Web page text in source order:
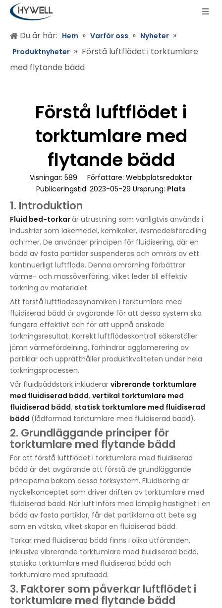
Du är här: Hem » Varför oss » Nyheter »
Produktnyheter » Förstå luftflödet i torktumlare
med flytande bädd
Förstå luftflödet i
torktumlare med
flytande bädd
Visningar: 589 Författare: Webbplatsredaktör
Publiceringstid: 2023-05-29 Ursprung: Plats
1. Introduktion
Fluid bed-torkarär utrustning som vanligtvis används i
industrier som läkemedel, kemikalier, livsmedelsförädling
och mer. De använder principen för fluidisering, där en
bädd av fasta partiklar suspenderas och omrörs av ett
kontinuerligt luftflöde. Denna omrörning förbättrar
värme- och massöverföring, vilket leder till effektiv
torkning av materialet.
Att förstå luftflödesdynamiken i torktumlare med
fluidiserad bädd är avgörande för att dessa system ska
fungera effektivt och för att uppnå önskade
torkningsresultat. Korrekt luftflödeskontroll säkerställer
jämn värmefördelning, förhindrar agglomerering av
partiklar och upprätthåller produktkvaliteten under hela
torkningsprocessen.
Vår fluidbäddstork inkluderar vibrerande torktumlare
med fluidiserad bädd, vertikal torktumlare med
fluidiserad bädd, statisk torktumlare med fluidiserad
bädd (lådformad torktumlare med fluidiserad bädd).
2. Grundläggande principer för
torktumlare med flytande bädd
För att förstå luftflödet i torktumlare med fluidiserad
bädd är det avgörande att förstå de grundläggande
principerna bakom dessa torksystem. Fluidisering är
nyckelkonceptet som driver driften av torktumlare med
fluidiserad bädd. När luft införs med lämplig hastighet i en
bädd av fasta partiklar, får det partiklarna att bete sig
som en vätska, vilket skapar en fluidiserad bädd.
Torkar med fluidiserad bädd finns i olika utföranden,
inklusive vibrerande torktumlare med fluidiserad bädd,
statiska torktumlare med fluidiserad bädd och
torktumlare med sprutbädd.
3. Faktorer som påverkar luftflödet i
torktumlare med flytande bädd